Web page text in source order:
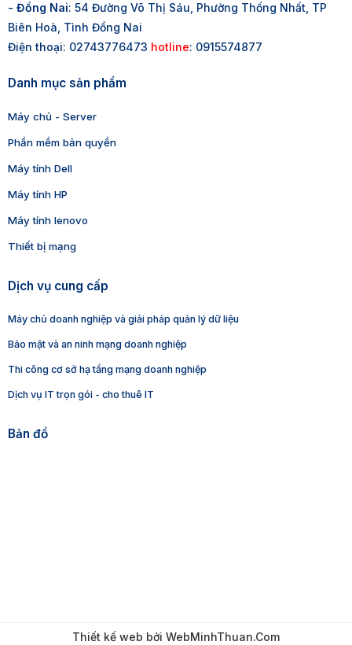
- Đồng Nai: 54 Đường Võ Thị Sáu, Phường Thống Nhất, TP
Biên Hoà, Tình Đồng Nai
Điện thoại: 02743776473 hotline: 0915574877
Danh mục sản phẩm
Máy chủ - Server
Phần mềm bản quyền
Máy tính Dell
Máy tính HP
Máy tính lenovo
Thiết bị mạng
Dịch vụ cung cấp
Máy chủ doanh nghiệp và giải pháp quản lý dữ liệu
Bảo mật và an ninh mạng doanh nghiệp
Thi công cơ sở hạ tầng mạng doanh nghiệp
Dịch vụ IT trọn gói - cho thuê IT
Bản đồ
Thiết kế web bởi WebMinhThuan.Com